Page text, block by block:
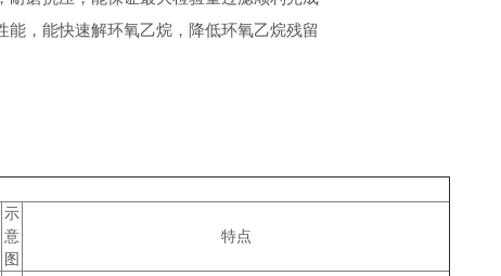
，能快速解环氧乙烷，降低环氧乙烷残留
示
意
图
特点